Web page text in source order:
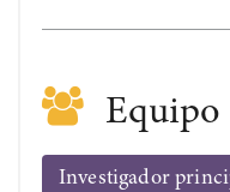
Equipo
Investigador